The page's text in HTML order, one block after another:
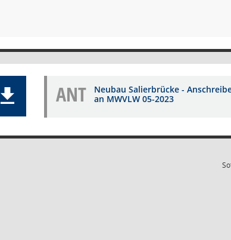
ANT
Neubau Salierbrücke -
an MWVLW 05-2023